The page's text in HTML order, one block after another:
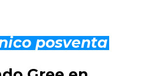
posventa